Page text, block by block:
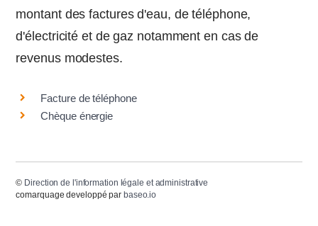
montant des factures d'eau, de téléphone,
d'électricité et de gaz notamment en cas de
revenus modestes.
Facture de téléphone
Chèque énergie
© Direction de l'information légale et administrative
comarquage developpé par baseo.io